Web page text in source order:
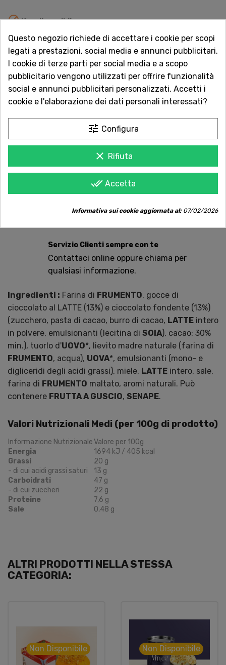
Non disponibile
Vuoi essere avvisato quando torna disponibile?
Inserisci la tua email.
Dal 1957 a Catania. Clicca e leggi le oltre
1.000 recensioni dei nostri clienti.
Spedizioni rapide
Consegna in tutta Italia in 5 giorni
Servizio Clienti sempre con te
Contattaci online oppure chiama per
qualsiasi informazione.
Ingredienti : Farina di FRUMENTO, gocce di
cioccolato al LATTE (13%) e cioccolato fondente (13%)
(zucchero, pasta di cacao, burro di cacao, LATTE intero
in polvere, emulsionanti (lecitina di SOIA), cacao: 30%
min.), tuorlo d'UOVO*, lievito madre naturale (farina di
FRUMENTO, acqua), UOVA*, emulsionanti (mono- e
digliceridi degli acidi grassi), miele, LATTE intero, sale,
farina di FRUMENTO maltato, aromi naturali. Può
contenere FRUTTA A GUSCIO, SENAPE.
Valori Nutrizionali Medi (per 100g di prodotto)
Informazione NutrizionaleValore per 100g
Energia
1694 kJ / 405 kcal
Grassi
20 g
- di cui acidi grassi saturi
13 g
Carboidrati
47 g
- di cui zuccheri
22 g
Proteine
7,6 g
Sale
0,48 g
ALTRI PRODOTTI NELLA STESSA
CATEGORIA:
Non Disponibile Non Disponibile
Questo negozio richiede di accettare i cookie per scopi
legati a prestazioni, social media e annunci pubblicitari.
I cookie di terze parti per social media e a scopo
pubblicitario vengono utilizzati per offrire funzionalità
social e annunci pubblicitari personalizzati. Accetti i
cookie e l'elaborazione dei dati personali interessati?
tune Configura
clear Rifiuta
done_all Accetta
Informativa sui cookie aggiornata al:07/02/2026